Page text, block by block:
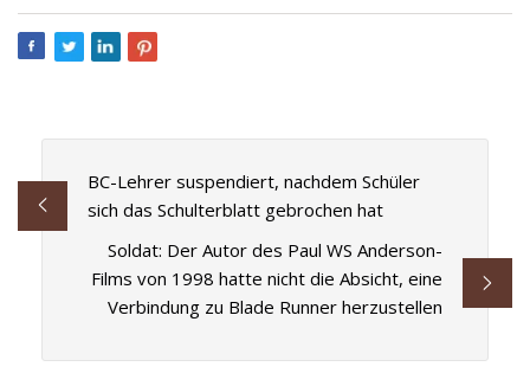
BC-Lehrer suspendiert, nachdem Schüler
sich das Schulterblatt gebrochen hat
Soldat: Der Autor des Paul WS Anderson-
Films von 1998 hatte nicht die Absicht, eine
Verbindung zu Blade Runner herzustellen